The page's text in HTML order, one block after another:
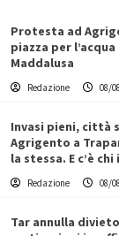
Protesta ad
piazza per l’acqua
Maddalusa
Redazione 08/
Invasi pieni, città
Agrigento a
la stessa. E c’è
Redazione 08/
Tar annulla